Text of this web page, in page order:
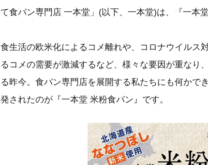
て食パン専門店 一本堂」(以下、一本堂)は、『一本
食生活の欧米化によるコメ離れや、コロナウイルス
るコメの需要が激減するなど、様々な要因が重なり
る昨今。食パン専門店を展開する私たちにも何かで
発されたのが『一本堂 米粉食パン』です。